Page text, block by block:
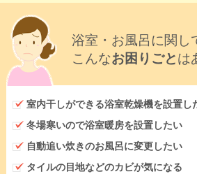
浴室・お風呂に関し
こんなお困りごとは
室内干しができる浴室乾燥機を設置し
冬場寒いので浴室暖房を設置したい
自動追い炊きのお風呂に変更したい
タイルの目地などのカビが気になる